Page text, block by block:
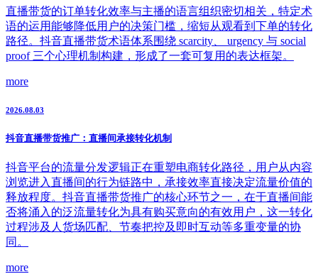
直播带货的订单转化效率与主播的语言组织密切相关，特定术
语的运用能够降低用户的决策门槛，缩短从观看到下单的转化
路径。抖音直播带货术语体系围绕 scarcity、 urgency 与 social
proof 三个心理机制构建，形成了一套可复用的表达框架。
more
2026.08.03
抖音直播带货推广：直播间承接转化机制
抖音平台的流量分发逻辑正在重塑电商转化路径，用户从内容
浏览进入直播间的行为链路中，承接效率直接决定流量价值的
释放程度。抖音直播带货推广的核心环节之一，在于直播间能
否将涌入的泛流量转化为具有购买意向的有效用户，这一转化
过程涉及人货场匹配、节奏把控及即时互动等多重变量的协
同。
more